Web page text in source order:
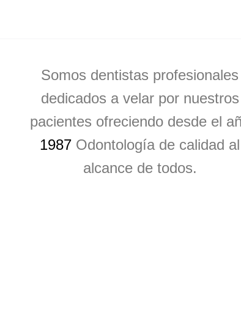
Somos dentistas profesionales
dedicados a velar por nuestros
pacientes ofreciendo desde el
1987 Odontología de calidad al
alcance de todos.